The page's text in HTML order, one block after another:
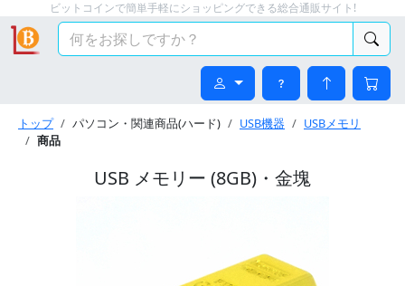
ビットコインで簡単手軽にショッピングできる総合通販サイト!
トップ パソコン・関連商品(ハード) USB機器
USBメモリ
商品
USB メモリー (8GB)・金塊